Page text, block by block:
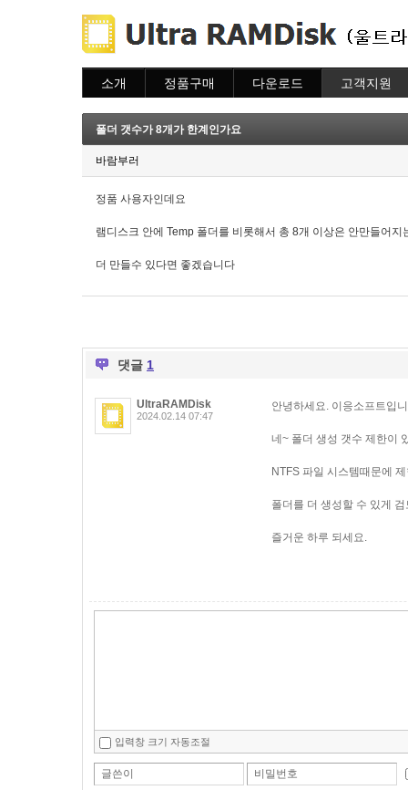
소개 정품구매
주문조회
이용안내
다운로드 고객지원
질문하기
폴더 갯수가 8개가 한계인가요
바람부러
정품 사용자인데요
램디스크 안에 Temp 폴더를 비롯해서 총 8개 이상은 안만들어지
더 만들수 있다면 좋겠습니다
댓글 1
UltraRAMDisk
2024.02.14 07:47
안녕하세요. 이응소프트입
네~ 폴더 생성 갯수 제한이
NTFS 파일 시스템때문에
폴더를 더 생성할 수 있게
즐거운 하루 되세요.
입력창 크기 자동조절
글쓴이 비밀번호